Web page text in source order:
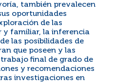
también prevalecen
oportunidades
de las
y familiar, la inferencia
las posibilidades de
que poseen y las
final de grado de
y recomendaciones
investigaciones en